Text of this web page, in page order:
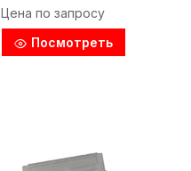
Цена по запросу
Посмотреть